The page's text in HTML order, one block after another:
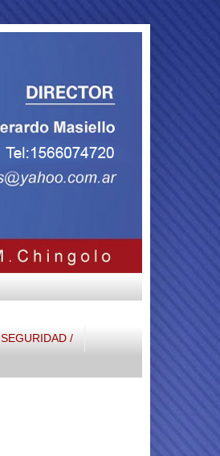
SEGURIDAD /